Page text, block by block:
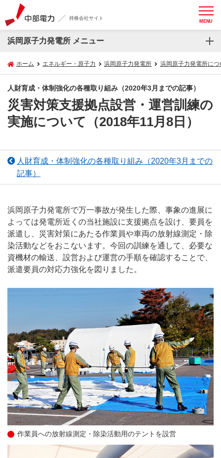
持株会社サイト MENU
浜岡原子力発電所 メニュー
ホーム エネルギー・原子力 浜岡原子力発電所 浜岡原子力発電所につ
人財育成・体制強化の各種取り組み（2020年3月までの記事）
災害対策支援拠点設営・運営訓練の
実施について（2018年11月8日）
人財育成・体制強化の各種取り組み（2020年3月までの
記事）
浜岡原子力発電所で万一事故が発生した際、事象の進展に
よっては発電所近くの当社施設に支援拠点を設け、要員を
派遣し、災害対策にあたる作業員や車両の放射線測定・除
染活動などをおこないます。今回の訓練を通して、必要な
資機材の輸送、設営および運営の手順を確認することで、
派遣要員の対応力強化を図りました。
作業員への放射線測定・除染活動用のテントを設営